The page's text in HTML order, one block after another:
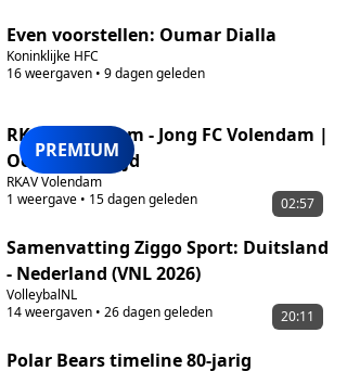
Even voorstellen: Oumar Dialla
Koninklijke HFC
16weergaven • 9 dagen geleden
PREMIUM
RKAV Volendam - Jong FC Volendam |
Oefenwedstrijd
RKAV Volendam
1 weergave • 15 dagen geleden 02:57
Samenvatting Ziggo Sport: Duitsland
- Nederland (VNL 2026)
VolleybalNL
14weergaven • 26 dagen geleden 20:11
Polar Bears timeline 80-jarig